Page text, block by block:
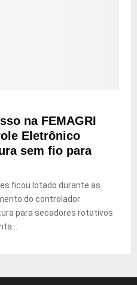
na FEMAGRI
Eletrônico
sem fio para
ficou lotado durante as
do controlador
para secadores rotativos